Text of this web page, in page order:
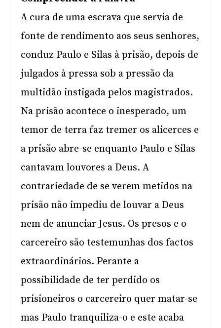
A cura de uma escrava que servia de
fonte de rendimento aos seus senhores,
conduz Paulo e Silas à prisão, depois de
julgados à pressa sob a pressão da
multidão instigada pelos magistrados.
Na prisão acontece o inesperado, um
temor de terra faz tremer os alicerces e
a prisão abre-se enquanto Paulo e Silas
cantavam louvores a Deus. A
contrariedade de se verem metidos na
prisão não impediu de louvar a Deus
nem de anunciar Jesus. Os presos e o
carcereiro são testemunhas dos factos
extraordinários. Perante a
possibilidade de ter perdido os
prisioneiros o carcereiro quer matar-se
mas Paulo tranquiliza-o e este acaba